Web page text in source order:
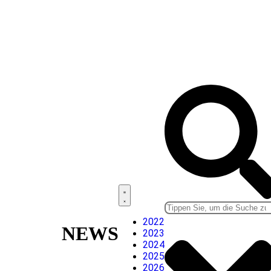
NEWS
2022
2023
2024
2025
2026